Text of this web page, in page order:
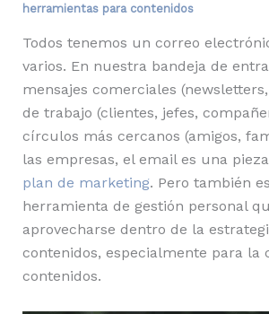
herramientas para contenidos
Todos tenemos un correo
varios. En nuestra bandeja de
mensajes comerciales
de trabajo (clientes, jefes,
círculos más cercanos (amigos,
las empresas, el email es una
plan de marketing. Pero también
herramienta de gestión personal
aprovecharse dentro de la
contenidos, especialmente para la
contenidos.